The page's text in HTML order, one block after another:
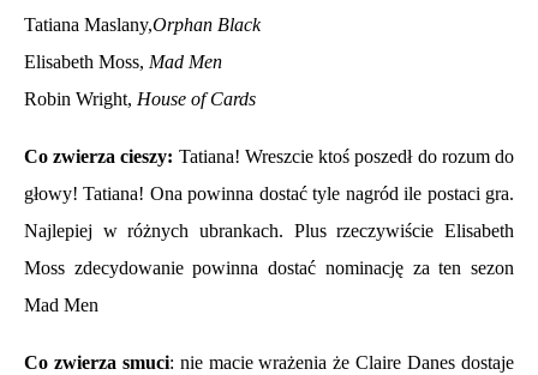
Tatiana Maslany,Orphan Black
Elisabeth Moss, Mad Men
Robin Wright, House of Cards
Co zwierza cieszy: Tatiana! Wreszcie ktoś poszedł do rozum do
głowy! Tatiana! Ona powinna dostać tyle nagród ile postaci gra.
Najlepiej w różnych ubrankach. Plus rzeczywiście Elisabeth
Moss zdecydowanie powinna dostać nominację za ten sezon
Mad Men
Co zwierza smuci: nie macie wrażenia że Claire Danes dostaje